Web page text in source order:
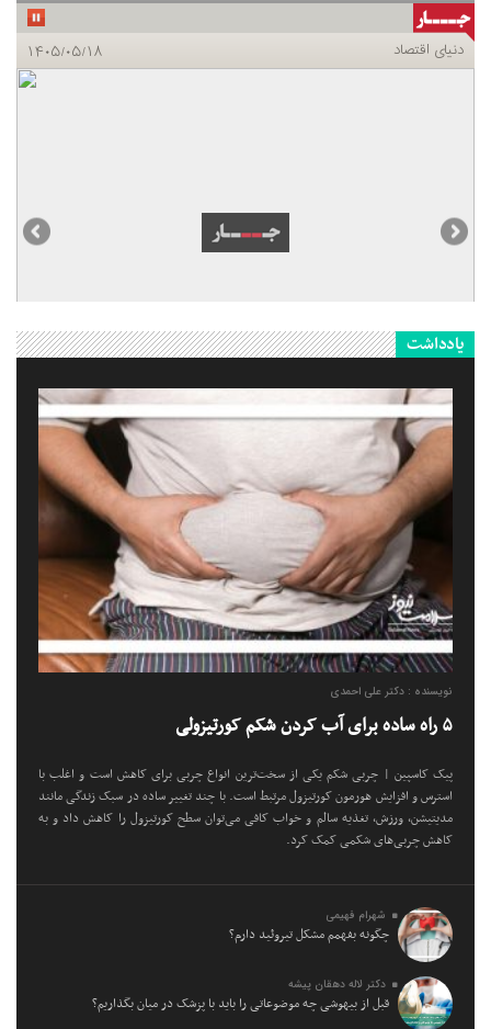
یادداشت
نویسنده : دکتر علی احمدی
۵ راه ساده برای آب کردن شکم کورتیزولی
پیک کاسپین | چربی شکم یکی از سخت‌ترین انواع چربی برای کاهش است و اغلب با
استرس و افزایش هورمون کورتیزول مرتبط است. با چند تغییر ساده در سبک زندگی مانند
مدیتیشن، ورزش، تغذیه سالم و خواب کافی می‌توان سطح کورتیزول را کاهش داد و به
کاهش چربی‌های شکمی کمک کرد.
شهرام فهیمی
چگونه بفهمم مشکل تیروئید دارم؟
دکتر لاله دهقان پیشه
قبل از بیهوشی چه موضوعاتی را باید با پزشک در میان بگذاریم؟